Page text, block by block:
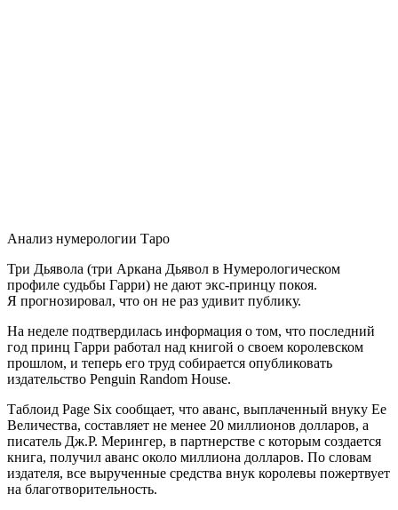
Анализ нумерологии Таро
Три Дьявола (три Аркана Дьявол в Нумерологическом
профиле судьбы Гарри) не дают экс-принцу покоя.
Я прогнозировал, что он не раз удивит публику.
На неделе подтвердилась информация о том, что последний
год принц Гарри работал над книгой о своем королевском
прошлом, и теперь его труд собирается опубликовать
издательство Penguin Random House.
Таблоид Page Six сообщает, что аванс, выплаченный внуку Ее
Величества, составляет не менее 20 миллионов долларов, а
писатель Дж.Р. Мерингер, в партнерстве с которым создается
книга, получил аванс около миллиона долларов. По словам
издателя, все вырученные средства внук королевы пожертвует
на благотворительность.